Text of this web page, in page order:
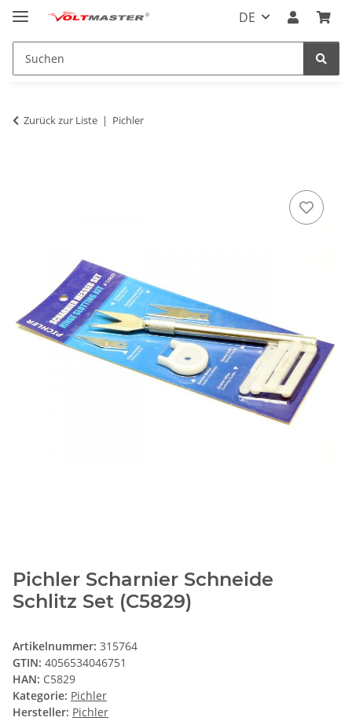
DE
Zurück zur Liste Pichler
Pichler Scharnier Schneide
Schlitz Set (C5829)
Artikelnummer: 315764
GTIN: 4056534046751
HAN: C5829
Kategorie: Pichler
Hersteller: Pichler